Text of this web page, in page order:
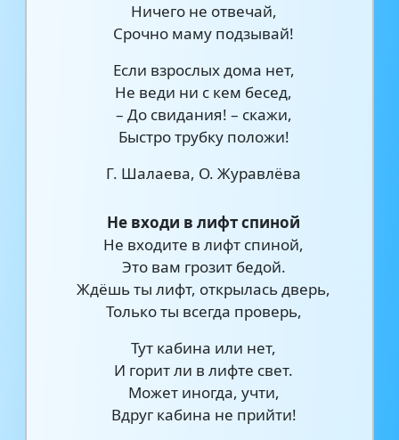
Ничего не отвечай,
Срочно маму подзывай!
Если взрослых дома нет,
Не веди ни с кем бесед,
– До свидания! – скажи,
Быстро трубку положи!
Г. Шалаева, О. Журавлёва
Не входи в лифт спиной
Не входите в лифт спиной,
Это вам грозит бедой.
Ждёшь ты лифт, открылась дверь,
Только ты всегда проверь,
Тут кабина или нет,
И горит ли в лифте свет.
Может иногда, учти,
Вдруг кабина не прийти!